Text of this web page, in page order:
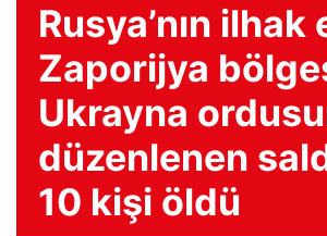
Rusya’nın
Zaporijya
Ukrayna
düzenlenen
10 kişi öldü